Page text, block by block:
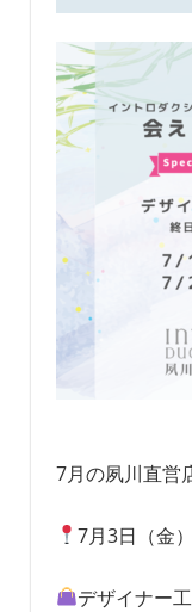
7月の夙川直営
7月3日（金
デザイナー